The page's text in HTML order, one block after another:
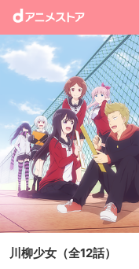
川柳少女 （全12話）